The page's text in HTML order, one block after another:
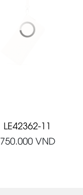
LE42362-11
750.000VND